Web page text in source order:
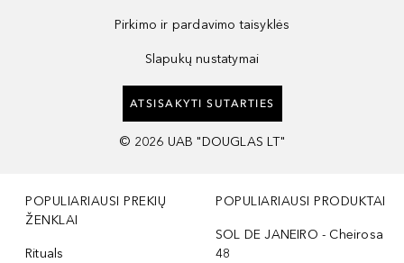
Pirkimo ir pardavimo taisyklės
Slapukų nustatymai
ATSISAKYTI SUTARTIES
© 2026 UAB "DOUGLAS LT"
POPULIARIAUSI PREKIŲ
ŽENKLAI
Rituals
POPULIARIAUSI PRODUKTAI
SOL DE JANEIRO - Cheirosa
48